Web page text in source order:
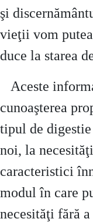
şi
vieţii vom
duce la starea
Aceste
cunoaşterea
tipul de
noi, la
caracteristici
modul în care
necesităţi fără a